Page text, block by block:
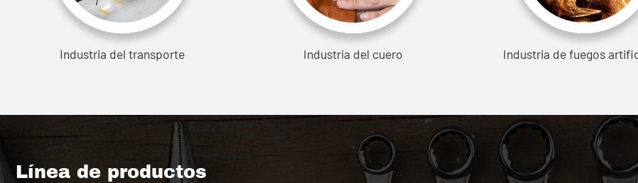
Industria del transporte Industria del cuero Industria de fuegos
Línea de productos